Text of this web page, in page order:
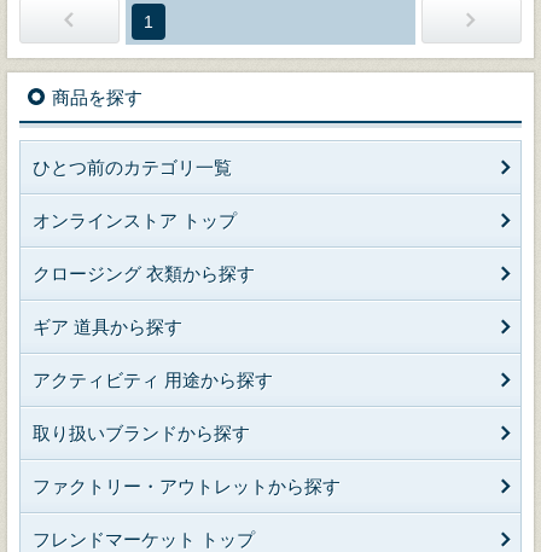
1
商品を探す
ひとつ前のカテゴリ一覧
オンラインストア トップ
クロージング 衣類から探す
ギア 道具から探す
アクティビティ 用途から探す
取り扱いブランドから探す
ファクトリー・アウトレットから探す
フレンドマーケット トップ